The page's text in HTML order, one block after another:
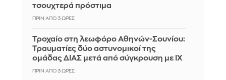
τσουχτερά πρόστιμα
ΠΡΙΝ ΑΠΌ 3 ΏΡΕΣ
Τροχαίο στη λεωφόρο Αθηνών-Σουνίου:
Τραυματίες δύο αστυνομικοί της
ομάδας ΔΙΑΣ μετά από σύγκρουση με ΙΧ
ΠΡΙΝ ΑΠΌ 3 ΏΡΕΣ